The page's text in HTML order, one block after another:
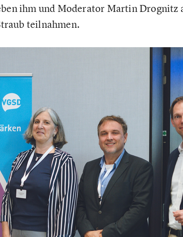
ihm und Moderator Martin Drognitz
teilnahmen.